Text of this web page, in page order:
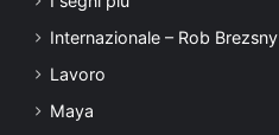
Internazionale – Rob Brezsny
Lavoro
Maya